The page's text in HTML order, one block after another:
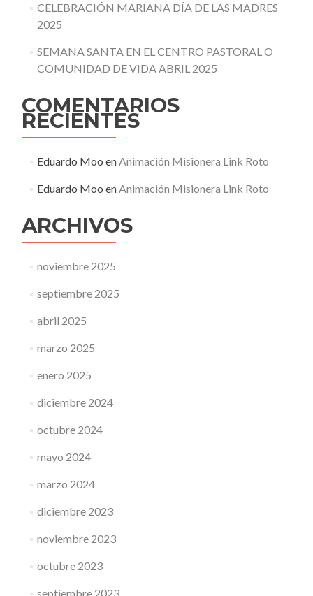
CELEBRACIÓN MARIANA DÍA DE LAS MADRES
2025
SEMANA SANTA EN EL CENTRO PASTORAL O
COMUNIDAD DE VIDA ABRIL 2025
COMENTARIOS
RECIENTES
Eduardo Moo enAnimación Misionera Link Roto
Eduardo Moo enAnimación Misionera Link Roto
ARCHIVOS
noviembre 2025
septiembre 2025
abril 2025
marzo 2025
enero 2025
diciembre 2024
octubre 2024
mayo 2024
marzo 2024
diciembre 2023
noviembre 2023
octubre 2023
septiembre 2023